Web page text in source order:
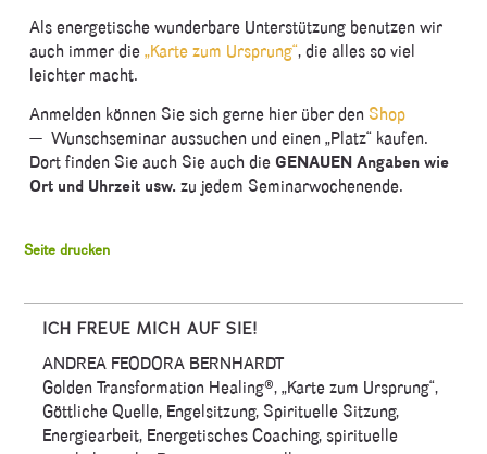
Als energetische wunderbare Unterstützung benutzen wir
auch immer die„Karte zum Ursprung“, die alles so viel
leichter macht.
Anmelden können Sie sich gerne hier über denShop
— Wunschseminar aussuchen und einen „Platz“ kaufen.
Dort finden Sie auch Sie auch dieGENAUEN Angaben wie
Ort und Uhrzeit usw.zu jedem Seminarwochenende.
Seite drucken
ICH FREUE MICH AUF SIE!
ANDREA FEODORA BERNHARDT
Golden Transformation Healing®, „Karte zum Ursprung“,
Göttliche Quelle, Engelsitzung, Spirituelle Sitzung,
Energiearbeit, Energetisches Coaching, spirituelle